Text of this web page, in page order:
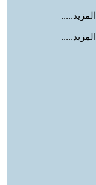
المزيد.....
المزيد.....